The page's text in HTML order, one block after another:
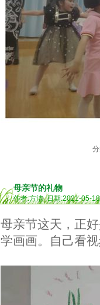
母亲节的礼物
作者:方洁 日期:2021-05-18
母亲节这天，正
学画画。自己看